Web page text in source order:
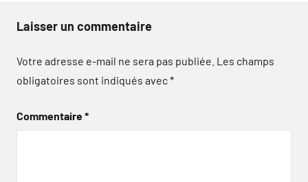
Laisser un commentaire
Votre adresse e-mail ne sera pas publiée. Les champs
obligatoires sont indiqués avec*
Commentaire*